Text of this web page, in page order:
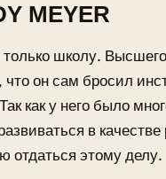
MEYER
школу.
что он сам бросил
как у него было
в
отдаться этому делу.